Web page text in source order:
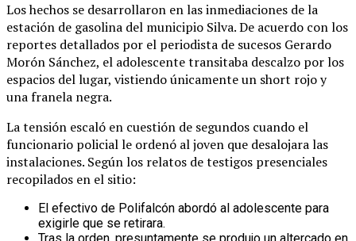
Los hechos se desarrollaron en las inmediaciones de la
estación de gasolina del municipio Silva. De acuerdo con los
reportes detallados por el periodista de sucesos Gerardo
Morón Sánchez, el adolescente transitaba descalzo por los
espacios del lugar, vistiendo únicamente un short rojo y
una franela negra.
La tensión escaló en cuestión de segundos cuando el
funcionario policial le ordenó al joven que desalojara las
instalaciones. Según los relatos de testigos presenciales
recopilados en el sitio:
El efectivo de Polifalcón abordó al adolescente para
exigirle que se retirara.